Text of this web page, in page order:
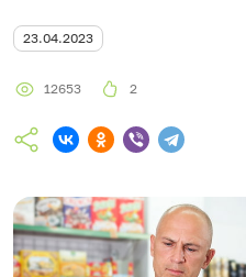
23.04.2023
12653 2